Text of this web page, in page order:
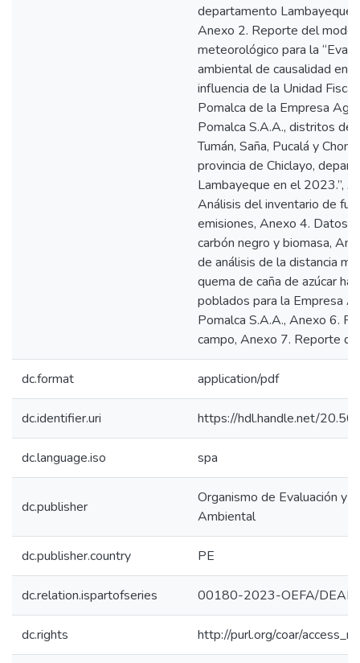
departamento
Anexo 2. Reporte del
meteorológico para la
ambiental de causalidad en
influencia de la Unidad
Pomalca de la Empresa
Pomalca S.A.A., distritos de
Tumán, Saña, Pucalá y
provincia de Chiclayo,
Lambayeque en el 2023.”,
Análisis del inventario de
emisiones, Anexo 4. Datos
carbón negro y biomasa,
de análisis de la distancia
quema de caña de azúcar
poblados para la Empresa
Pomalca S.A.A., Anexo 6.
campo, Anexo 7. Reporte
dc.format application/pdf
dc.identifier.uri https://hdl.handle.net/
dc.language.iso spa
dc.publisher
Organismo de Evaluación y
Ambiental
dc.publisher.country PE
dc.relation.ispartofseries 00180-2023-OEFA/
dc.rights http://purl.org/coar/